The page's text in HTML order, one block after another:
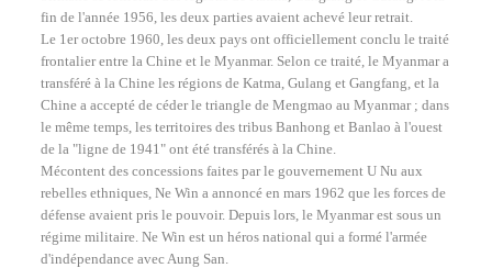
fin de l'année 1956, les deux parties avaient achevé leur retrait.
Le 1er octobre 1960, les deux pays ont officiellement conclu le traité
frontalier entre la Chine et le Myanmar. Selon ce traité, le Myanmar a
transféré à la Chine les régions de Katma, Gulang et Gangfang, et la
Chine a accepté de céder le triangle de Mengmao au Myanmar ; dans
le même temps, les territoires des tribus Banhong et Banlao à l'ouest
de la "ligne de 1941" ont été transférés à la Chine.
Mécontent des concessions faites par le gouvernement U Nu aux
rebelles ethniques, Ne Win a annoncé en mars 1962 que les forces de
défense avaient pris le pouvoir. Depuis lors, le Myanmar est sous un
régime militaire. Ne Win est un héros national qui a formé l'armée
d'indépendance avec Aung San.